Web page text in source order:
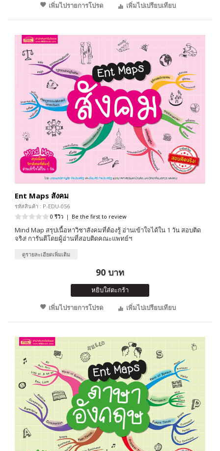
เพิ่มไปรายการโปรด
เพิ่มไปเปรียบเทียบ
Ent Maps สังคม
รหัสสินค้า : P-EDU-056
0 รีวิว | Be the first to review
Mind Map สรุปเนื้อหาวิชาสังคมที่ต้องรู้ อ่านเข้าใจได้ใน 1 วัน สอบติด
จริง! การันตีโดยผู้อ่านที่สอบติดคณะแพทย์ฯ
ดูรายละเอียดเพิ่มเติม
90 บาท
หยิบใส่ตะกร้า
เพิ่มไปรายการโปรด
เพิ่มไปเปรียบเทียบ